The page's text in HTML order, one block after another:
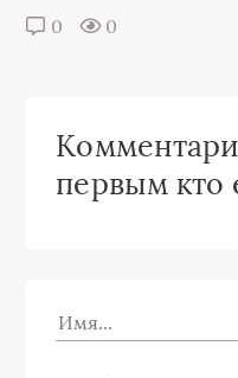
0 0
первым кто